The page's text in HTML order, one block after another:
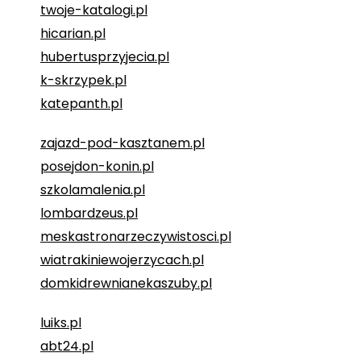
twoje-katalogi.pl
hicarian.pl
hubertusprzyjecia.pl
k-skrzypek.pl
katepanth.pl
zajazd-pod-kasztanem.pl
posejdon-konin.pl
szkolamalenia.pl
lombardzeus.pl
meskastronarzeczywistosci.pl
wiatrakiniewojerzycach.pl
domkidrewnianekaszuby.pl
luiks.pl
abt24.pl